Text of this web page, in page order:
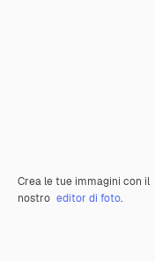
Crea le tue immagini con il
nostro editor di foto.